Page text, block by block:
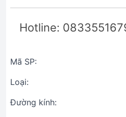
Hotline:
Mã SP:
Loại:
Đường kính: